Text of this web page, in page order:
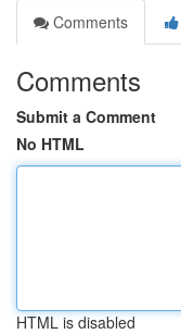
Comments
Comments
Submit a Comment
No HTML
HTML is disabled